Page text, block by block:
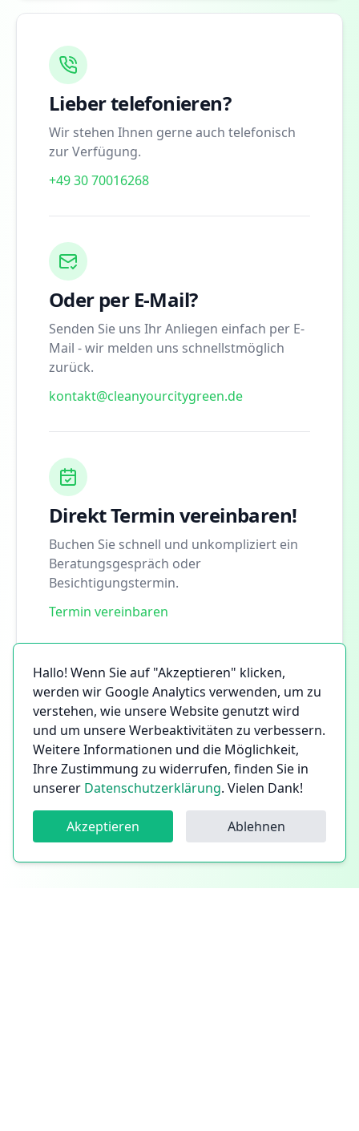
Lieber telefonieren?
Wir stehen Ihnen gerne auch telefonisch
zur Verfügung.
+49 30 70016268
Oder per E-Mail?
Senden Sie uns Ihr Anliegen einfach per E-
Mail - wir melden uns schnellstmöglich
zurück.
kontakt@cleanyourcitygreen.de
Direkt Termin vereinbaren!
Buchen Sie schnell und unkompliziert ein
Beratungsgespräch oder
Besichtigungstermin.
Termin vereinbaren
Hallo! Wenn Sie auf "Akzeptieren" klicken,
werden wir Google Analytics verwenden, um zu
verstehen, wie unsere Website genutzt wird
und um unsere Werbeaktivitäten zu verbessern.
Weitere Informationen und die Möglichkeit,
Ihre Zustimmung zu widerrufen, finden Sie in
unserer Datenschutzerklärung. Vielen Dank!
Akzeptieren Ablehnen